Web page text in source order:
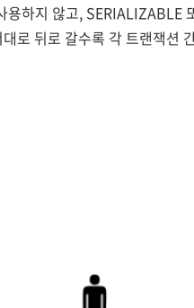
하지 않고, SERIALIZABLE
로 뒤로 갈수록 각 트랜잭션